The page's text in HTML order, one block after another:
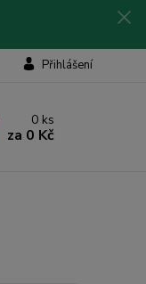
Přihlášení
0 ks
za 0 Kč